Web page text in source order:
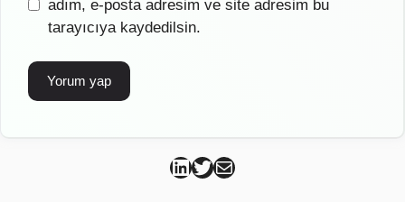
sitesiadım, e-posta adresim ve site adresim bu
tarayıcıya kaydedilsin.
Can Kütahya Linkedin
Can Kütahya Twitter
Can Kütahya Mail